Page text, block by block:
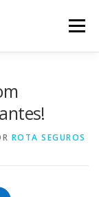
Menu
ROTA SEGUROS